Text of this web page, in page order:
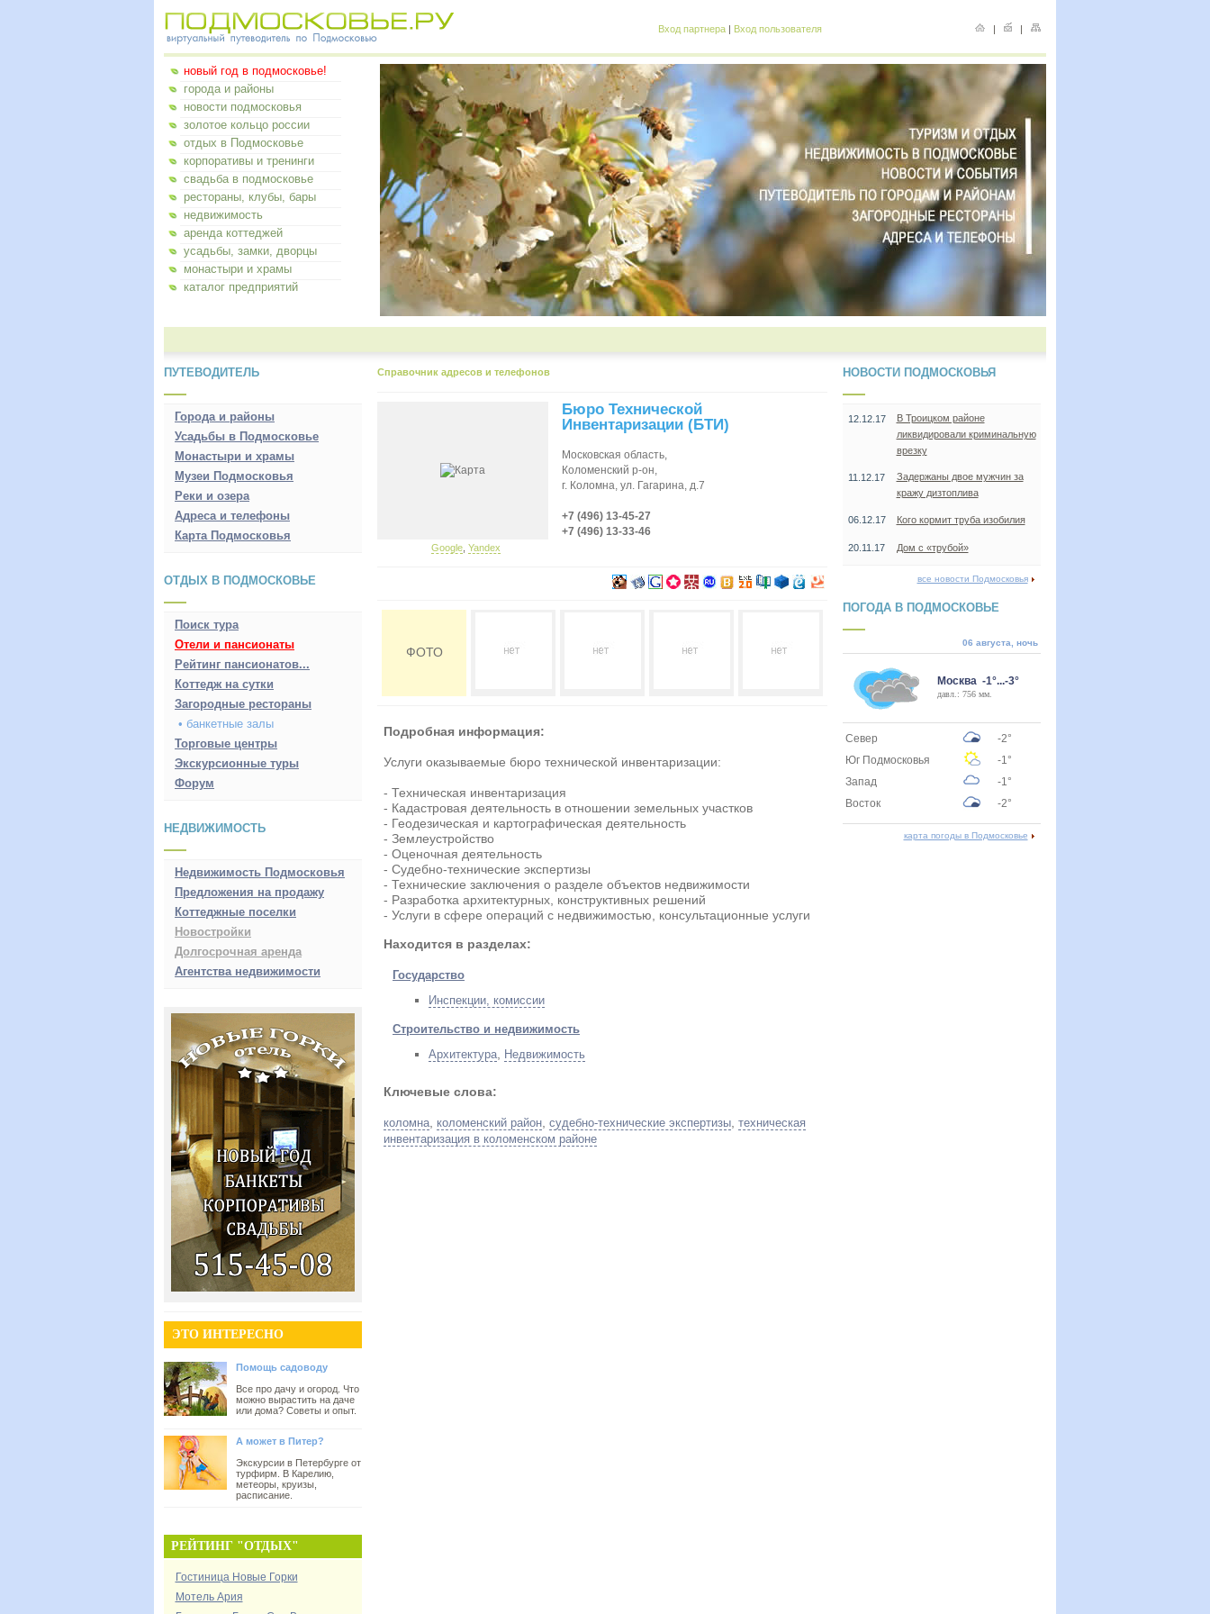
Вход партнера | Вход пользователя | |
новый год в подмосковье!
города и районы
новости подмосковья
золотое кольцо россии
отдых в Подмосковье
корпоративы и тренинги
свадьба в подмосковье
рестораны, клубы, бары
недвижимость
аренда коттеджей
усадьбы, замки, дворцы
монастыри и храмы
каталог предприятий
ПУТЕВОДИТЕЛЬ
Города и районы
Усадьбы в Подмосковье
Монастыри и храмы
Музеи Подмосковья
Реки и озера
Адреса и телефоны
Карта Подмосковья
ОТДЫХ В ПОДМОСКОВЬЕ
Поиск тура
Отели и пансионаты
Рейтинг пансионатов...
Коттедж на сутки
Загородные рестораны
• банкетные залы
Торговые центры
Экскурсионные туры
Форум
НЕДВИЖИМОСТЬ
Недвижимость Подмосковья
Предложения на продажу
Коттеджные поселки
Новостройки
Долгосрочная аренда
Агентства недвижимости
ЭТО ИНТЕРЕСНО
Помощь садоводу
Все про дачу и огород. Что
можно вырастить на даче
или дома? Советы и опыт.
А может в Питер?
Экскурсии в Петербурге от
турфирм. В Карелию,
метеоры, круизы,
расписание.
РЕЙТИНГ "ОТДЫХ"
Гостиница Новые Горки
Мотель Ария
Справочник адресов и телефонов
Бюро Технической
Инвентаризации (БТИ)
Московская область,
Коломенский р-он,
г. Коломна, ул. Гагарина, д.7
+7 (496) 13-45-27
+7 (496) 13-33-46
Google, Yandex
ФОТО
Подробная информация:
Услуги оказываемые бюро технической инвентаризации:
- Техническая инвентаризация
- Кадастровая деятельность в отношении земельных участков
- Геодезическая и картографическая деятельность
- Землеустройство
- Оценочная деятельность
- Судебно-технические экспертизы
- Технические заключения о разделе объектов недвижимости
- Разработка архитектурных, конструктивных решений
- Услуги в сфере операций с недвижимостью, консультационные услуги
Находится в разделах:
Государство
Инспекции, комиссии
Строительство и недвижимость
Архитектура
Недвижимость
Ключевые слова:
коломна коломенский район судебно-технические экспертизы техническая
инвентаризация в коломенском районе
НОВОСТИ ПОДМОСКОВЬЯ
12.12.17
В Троицком районе
ликвидировали криминальную
врезку
11.12.17
Задержаны двое мужчин за
кражу дизтоплива
06.12.17 Кого кормит труба изобилия
20.11.17 Дом с «трубой»
все новости Подмосковья
ПОГОДА В ПОДМОСКОВЬЕ
06 августа, ночь
Москва -1°...-3°
давл.: 756 мм.
Север
-2°
Юг Подмосковья
-1°
Запад
-1°
Восток
-2°
карта погоды в Подмосковье